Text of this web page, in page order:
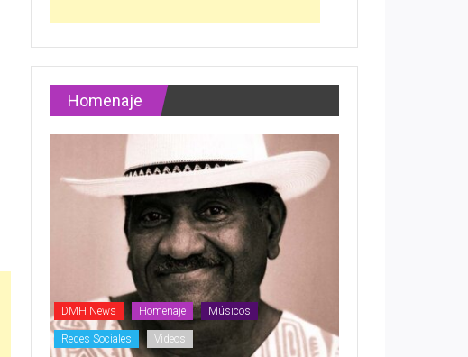
Homenaje
DMH News Homenaje Músicos
Redes Sociales Videos